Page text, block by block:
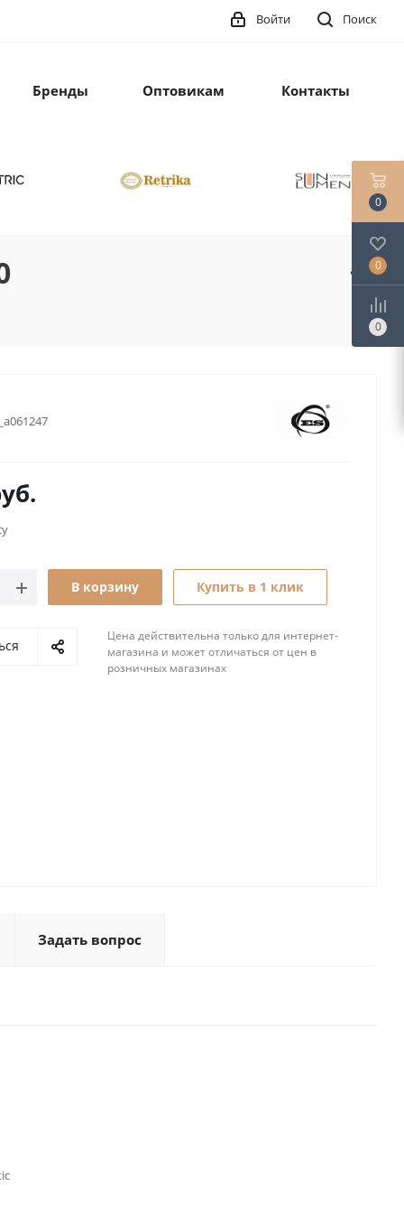
Поиск
Войти
Бренды Оптовикам Контакты
В корзину Купить в 1 клик
Цена действительна только для интернет-
магазина и может отличаться от цен в
розничных магазинах
Задать вопрос
0
0
0